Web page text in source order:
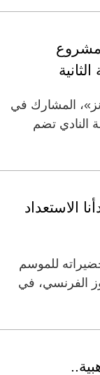
مشروع
المشارك في
النادي تضم
الاستعداد
للموسم
الفرنسي، في